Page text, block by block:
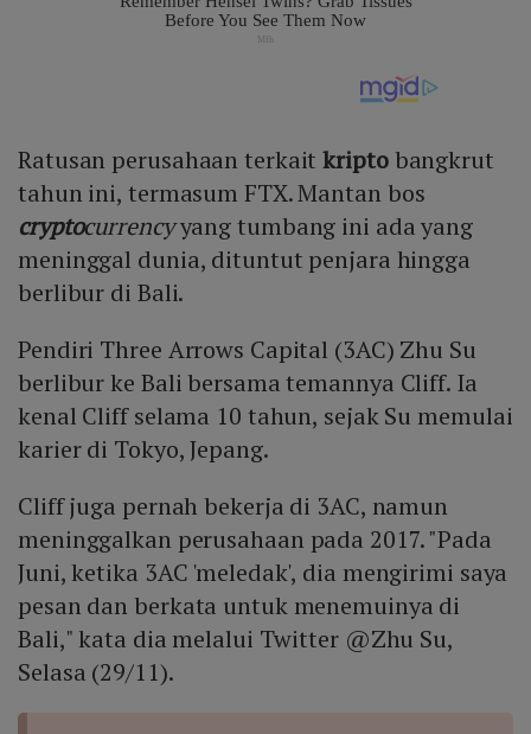
Ratusan perusahaan terkaitkriptobangkrut
tahun ini, termasum FTX. Mantan bos
cryptocurrencyyang tumbang ini ada yang
meninggal dunia, dituntut penjara hingga
berlibur di Bali.
Pendiri Three Arrows Capital (3AC) Zhu Su
berlibur ke Bali bersama temannya Cliff. Ia
kenal Cliff selama 10 tahun, sejak Su memulai
karier di Tokyo, Jepang.
Cliff juga pernah bekerja di 3AC, namun
meninggalkan perusahaan pada 2017. "Pada
Juni, ketika 3AC 'meledak', dia mengirimi saya
pesan dan berkata untuk menemuinya di
Bali," kata dia melalui Twitter @Zhu Su,
Selasa (29/11).